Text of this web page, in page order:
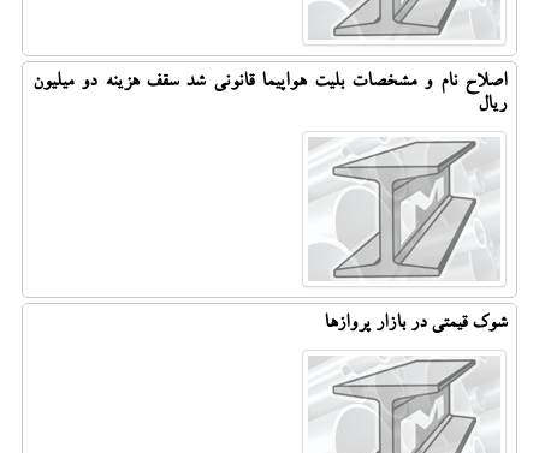
اصلاح نام و مشخصات بلیت هواپیما قانونی شد سقف هزینه دو میلیون
ریال
شوک قیمتی در بازار پروازها